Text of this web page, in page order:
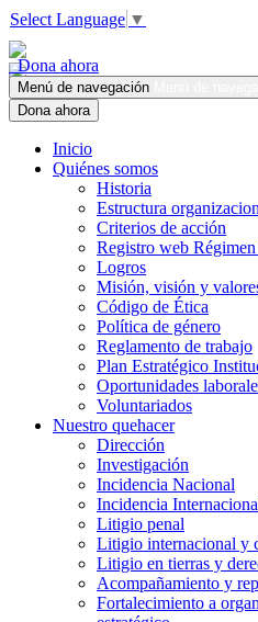
Select Language ▼
Dona ahora
Menú de navegación
Dona ahora
Inicio
Quiénes somos
Historia
Estructura
Criterios de acción
Registro web
Logros
Misión, visión y
Código de Ética
Política de género
Reglamento de trabajo
Plan Estratégico
Oportunidades
Voluntariados
Nuestro quehacer
Dirección
Investigación
Incidencia Nacional
Incidencia
Litigio penal
Litigio internacional y
Litigio en tierras y
Acompañamiento y
Fortalecimiento a